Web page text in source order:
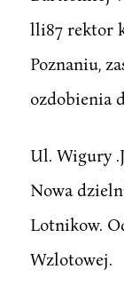
lli87 rektor
Poznaniu,
ozdobienia
Ul. Wigury
Nowa
Lotnikow.
Wzlotowej.